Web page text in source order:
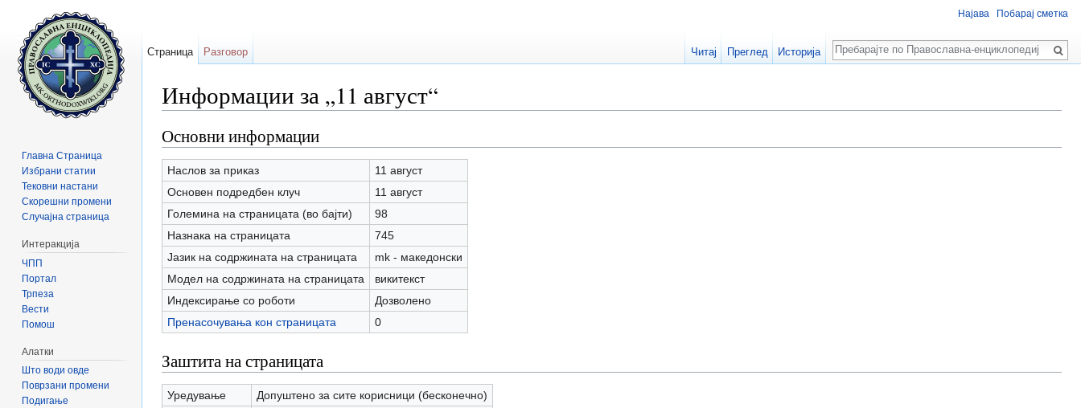
Информации за „11 август“
Основни информации
Наслов за приказ
11 август
Основен подредбен клуч
11 август
Големина на страницата (во бајти)
98
Назнака на страницата
745
Јазик на содржината на страницата
mk - македонски
Модел на содржината на страницата
викитекст
Индексирање со роботи
Дозволено
Пренасочувања кон страницата
0
Заштита на страницата
Уредување
Допуштено за сите корисници (бесконечно)
Најава Побарај сметка
Страница Разговор Читај Преглед Историја
Пребарај
Главна Страница
Избрани статии
Тековни настани
Скорешни промени
Случајна страница
Интеракција
ЧПП
Портал
Трпеза
Вести
Помош
Алатки
Што води овде
Поврзани промени
Подигање